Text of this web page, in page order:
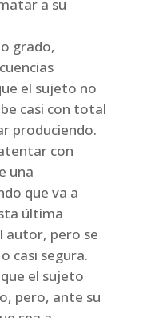
a su
grado,
el sujeto no
casi con total
produciendo.
con
una
que va a
última
autor, pero se
casi segura.
el sujeto
pero, ante su